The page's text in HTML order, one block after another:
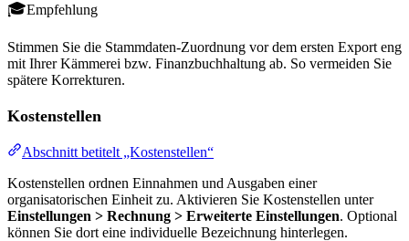
Empfehlung
Stimmen Sie die Stammdaten-Zuordnung vor dem ersten Export eng
mit Ihrer Kämmerei bzw. Finanzbuchhaltung ab. So vermeiden Sie
spätere Korrekturen.
Kostenstellen
Abschnitt betitelt „Kostenstellen“
Kostenstellen ordnen Einnahmen und Ausgaben einer
organisatorischen Einheit zu. Aktivieren Sie Kostenstellen unter
Einstellungen > Rechnung > Erweiterte Einstellungen. Optional
können Sie dort eine individuelle Bezeichnung hinterlegen.